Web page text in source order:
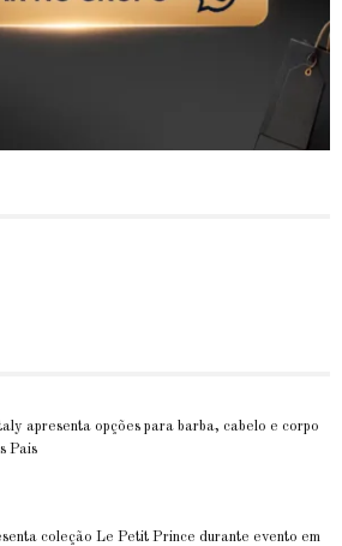
apresenta opções para barba, cabelo e corpo
Pais
coleção Le Petit Prince durante evento em